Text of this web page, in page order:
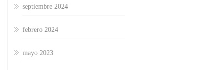
septiembre 2024
febrero 2024
mayo 2023